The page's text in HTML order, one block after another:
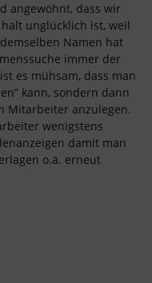
angewöhnt, dass wir
unglücklich ist, weil
Namen hat
immer der
es mühsam, dass man
kann, sondern dann
Mitarbeiter anzulegen.
wenigstens
damit man
o.ä. erneut